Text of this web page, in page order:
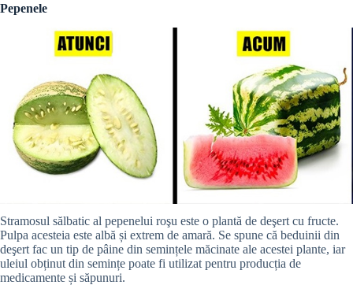
Pepenele
Stramosul sălbatic al pepenelui roşu este o plantă de deşert cu fructe.
Pulpa acesteia este albă și extrem de amară. Se spune că beduinii din
deşert fac un tip de pâine din semințele măcinate ale acestei plante, iar
uleiul obținut din semințe poate fi utilizat pentru producția de
medicamente și săpunuri.